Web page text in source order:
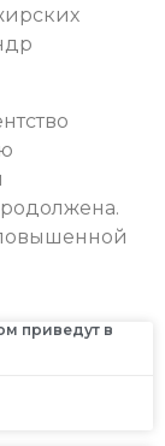
приведут в